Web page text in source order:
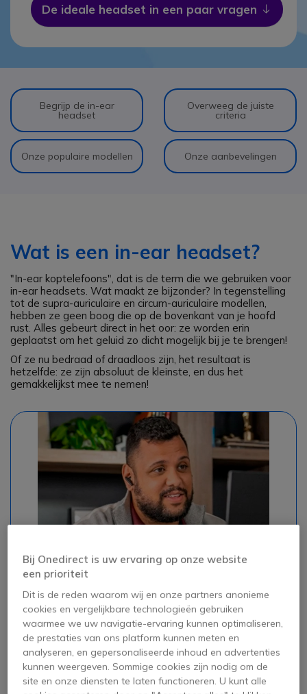
De ideale headset in een paar vragen Icon
Begrijp de in-ear
headset
Overweeg de juiste
criteria
Onze populaire modellen Onze aanbevelingen
Wat is een in-ear headset?
"In-ear koptelefoons", dat is de term die we gebruiken voor
in-ear headsets. Wat maakt ze bijzonder? In tegenstelling
tot de supra-auriculaire en circum-auriculaire modellen,
hebben ze geen boog die op de bovenkant van je hoofd
rust. Alles gebeurt direct in het oor: ze worden erin
geplaatst om het geluid zo dicht mogelijk bij je te brengen!
Of ze nu bedraad of draadloos zijn, het resultaat is
hetzelfde: ze zijn absoluut de kleinste, en dus het
gemakkelijkst mee te nemen!
#headset #circum-auriculaire #voordelen
Voordelen Icono
Draagbaar en discreet: Dankzij hun kleine
ontwerp passen ze in elke tas, zelfs in de
kleinste hoesjes! Dagelijkse ritten, zakelijke
reizen of vakanties; je kunt ze overal mee
Bij Onedirect is uw ervaring op onze website
een prioriteit
Dit is de reden waarom wij en onze partners anonieme
cookies en vergelijkbare technologieën gebruiken
waarmee we uw navigatie-ervaring kunnen optimaliseren,
de prestaties van ons platform kunnen meten en
analyseren, en gepersonaliseerde inhoud en advertenties
kunnen weergeven. Sommige cookies zijn nodig om de
site en onze diensten te laten functioneren. U kunt alle